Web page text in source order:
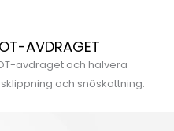
AVDRAGET
avdraget och halvera
och snöskottning.